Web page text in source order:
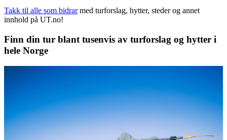
Takk til alle som bidrar med turforslag, hytter, steder og annet
innhold på UT.no!
Finn din tur blant tusenvis av turforslag og hytter i
hele Norge